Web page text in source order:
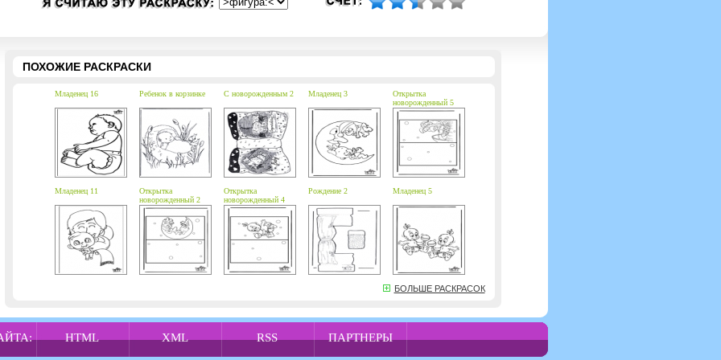
ПОХОЖИЕ РАСКРАСКИ
Младенец 16 Ребенок в корзинке С новорожденным 2 Младенец 3
Открытка
новорожденный 5
Младенец 11
Открытка
новорожденный 2
Открытка
новорожденный 4
Рождение 2 Младенец 5
БОЛЬШЕ РАСКРАСОК
HTML XML RSS ПАРТНЕРЫ